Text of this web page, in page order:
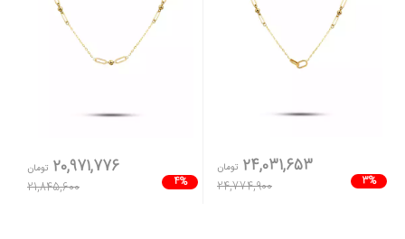
3%
24,031,653 تومان
24,774,900
4%
20,971,776 تومان
21,845,600